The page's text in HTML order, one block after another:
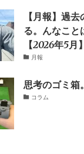
【月報】過
る。んなこと
【2026年5月】
月報
思考のゴミ箱。
コラム